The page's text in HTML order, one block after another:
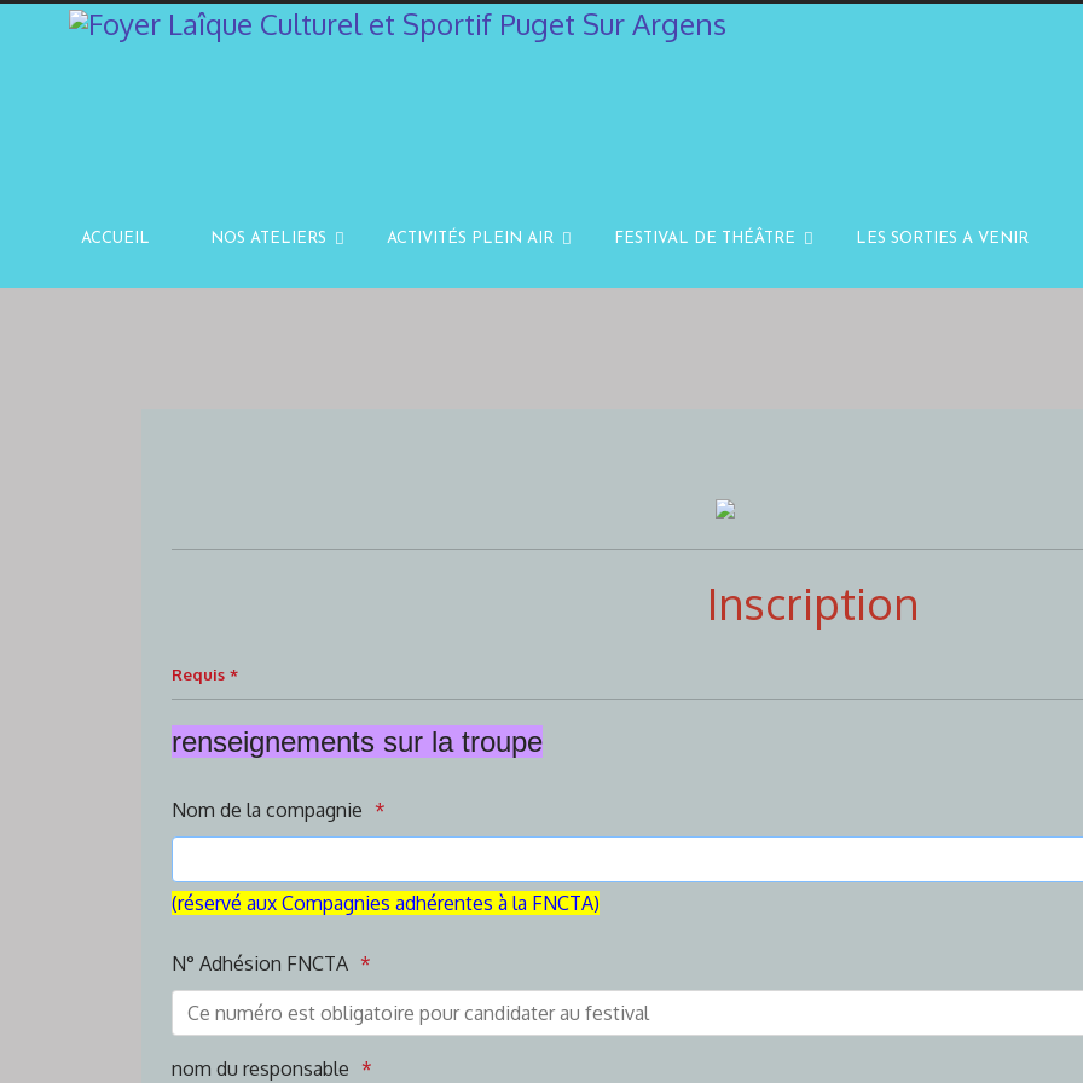
ACCUEIL NOS ATELIERS ACTIVITÉS PLEIN AIR FESTIVAL DE THÉÂTRE LES SORTIES A VENIR
Inscription
Requis *
renseignements sur la troupe
Nom de la compagnie
(réservé aux Compagnies adhérentes à la FNCTA)
N° Adhésion FNCTA
nom du responsable